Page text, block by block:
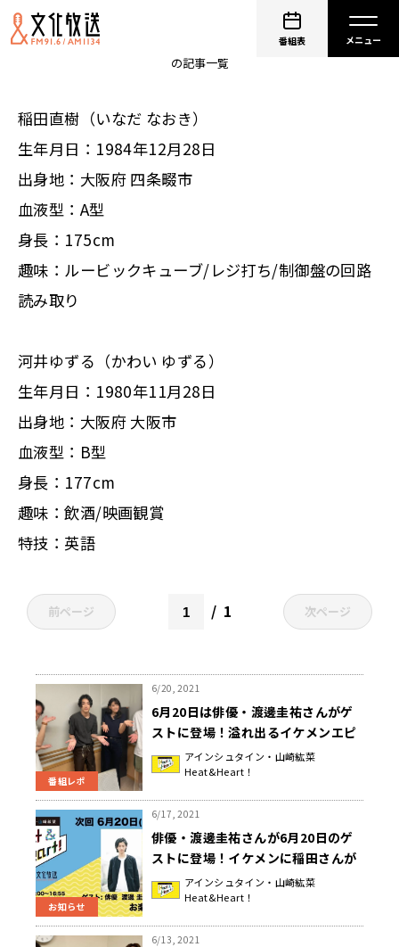
番組表
の記事一覧
稲田直樹（いなだ なおき）
生年月日：1984年12月28日
出身地：大阪府 四条畷市
血液型：A型
身長：175cm
趣味：ルービックキューブ/レジ打ち/制御盤の回路
読み取り
河井ゆずる（かわい ゆずる）
生年月日：1980年11月28日
出身地：大阪府 大阪市
血液型：B型
身長：177cm
趣味：飲酒/映画観賞
特技：英語
前ページ 1 次ページ
番組レポ
6/20, 2021
6月20日は俳優・渡邊圭祐さんがゲ
ストに登場！溢れ出るイケメンエピ
ソードに稲田さんがツッコむ！？
『アインシュタイン・山崎紘菜
アインシュタイン・山崎紘菜
Heat&Heart！
お知らせ
6/17, 2021
俳優・渡邊圭祐さんが6月20日のゲ
ストに登場！イケメンに稲田さんが
吠える！？『アインシュタイン・山
崎紘菜 Heat&Heart!』
アインシュタイン・山崎紘菜
Heat&Heart！
6/13, 2021